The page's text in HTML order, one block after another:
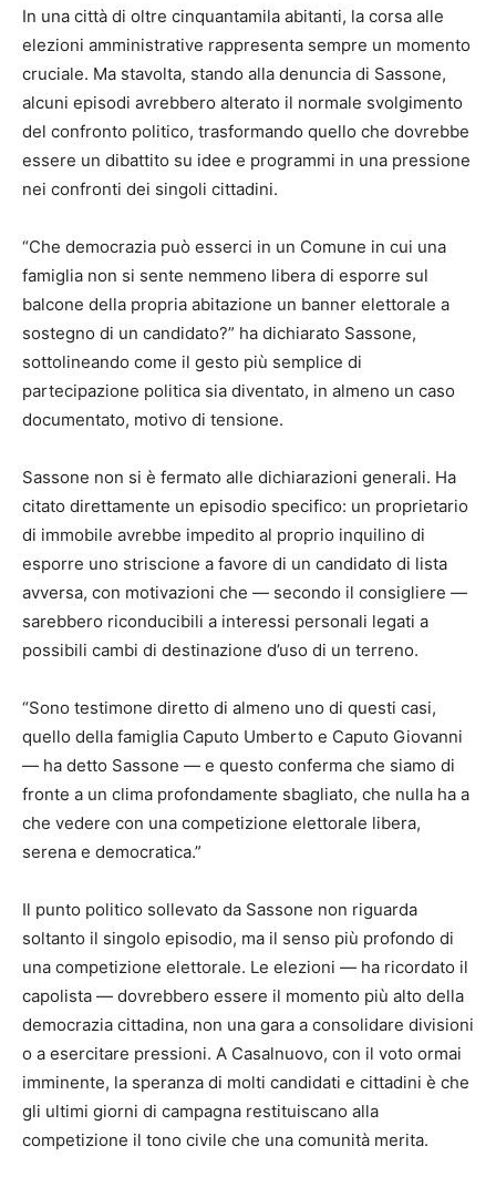
In una città di oltre cinquantamila abitanti, la corsa alle
elezioni amministrative rappresenta sempre un momento
cruciale. Ma stavolta, stando alla denuncia di Sassone,
alcuni episodi avrebbero alterato il normale svolgimento
del confronto politico, trasformando quello che dovrebbe
essere un dibattito su idee e programmi in una pressione
nei confronti dei singoli cittadini.
“Che democrazia può esserci in un Comune in cui una
famiglia non si sente nemmeno libera di esporre sul
balcone della propria abitazione un banner elettorale a
sostegno di un candidato?” ha dichiarato Sassone,
sottolineando come il gesto più semplice di
partecipazione politica sia diventato, in almeno un caso
documentato, motivo di tensione.
Sassone non si è fermato alle dichiarazioni generali. Ha
citato direttamente un episodio specifico: un proprietario
di immobile avrebbe impedito al proprio inquilino di
esporre uno striscione a favore di un candidato di lista
avversa, con motivazioni che — secondo il consigliere —
sarebbero riconducibili a interessi personali legati a
possibili cambi di destinazione d’uso di un terreno.
“Sono testimone diretto di almeno uno di questi casi,
quello della famiglia Caputo Umberto e Caputo Giovanni
— ha detto Sassone — e questo conferma che siamo di
fronte a un clima profondamente sbagliato, che nulla ha a
che vedere con una competizione elettorale libera,
serena e democratica.”
Il punto politico sollevato da Sassone non riguarda
soltanto il singolo episodio, ma il senso più profondo di
una competizione elettorale. Le elezioni — ha ricordato il
capolista — dovrebbero essere il momento più alto della
democrazia cittadina, non una gara a consolidare divisioni
o a esercitare pressioni. A Casalnuovo, con il voto ormai
imminente, la speranza di molti candidati e cittadini è che
gli ultimi giorni di campagna restituiscano alla
competizione il tono civile che una comunità merita.